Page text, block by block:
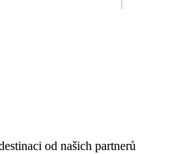
od našich partnerů